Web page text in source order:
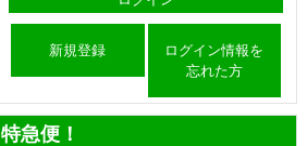
新規登録
ログイン情報を
忘れた方
特急便！